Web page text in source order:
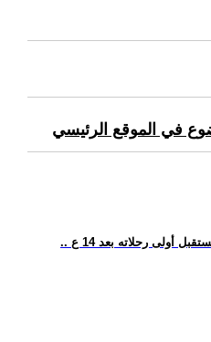
في الموقع الرئيسي
أولى رحلاته بعد 14 ع